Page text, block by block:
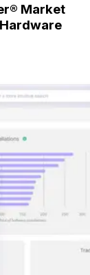
Market